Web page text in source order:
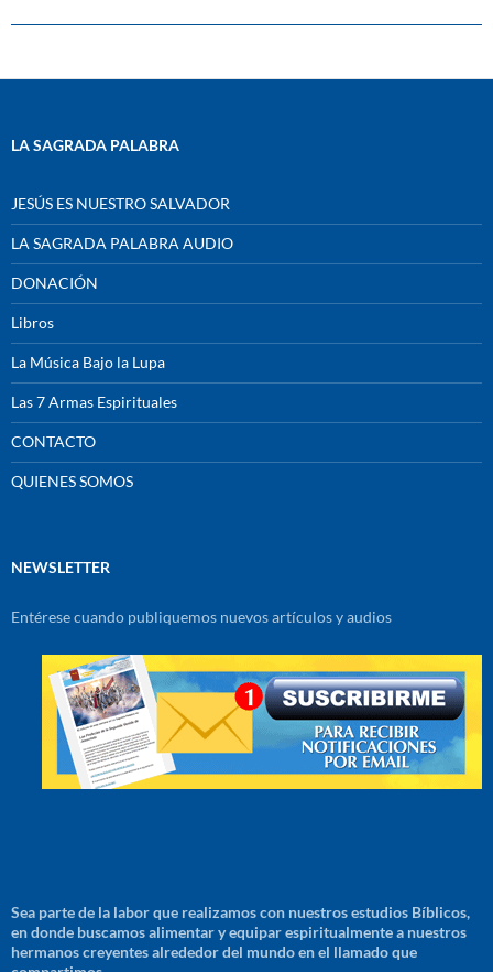
LA SAGRADA PALABRA
JESÚS ES NUESTRO SALVADOR
LA SAGRADA PALABRA AUDIO
DONACIÓN
Libros
La Música Bajo la Lupa
Las 7 Armas Espirituales
CONTACTO
QUIENES SOMOS
NEWSLETTER
Entérese cuando publiquemos nuevos artículos y audios
Sea parte de la labor que realizamos con nuestros estudios Bíblicos,
en donde buscamos alimentar y equipar espiritualmente a nuestros
hermanos creyentes alrededor del mundo en el llamado que